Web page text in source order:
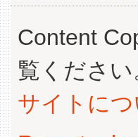
Content
覧くださ
サイトに